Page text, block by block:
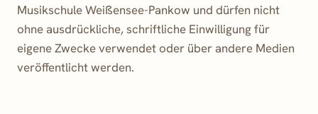
Musikschule Weißensee-Pankow und dürfen nicht
ohne ausdrückliche, schriftliche Einwilligung für
eigene Zwecke verwendet oder über andere Medien
veröffentlicht werden.